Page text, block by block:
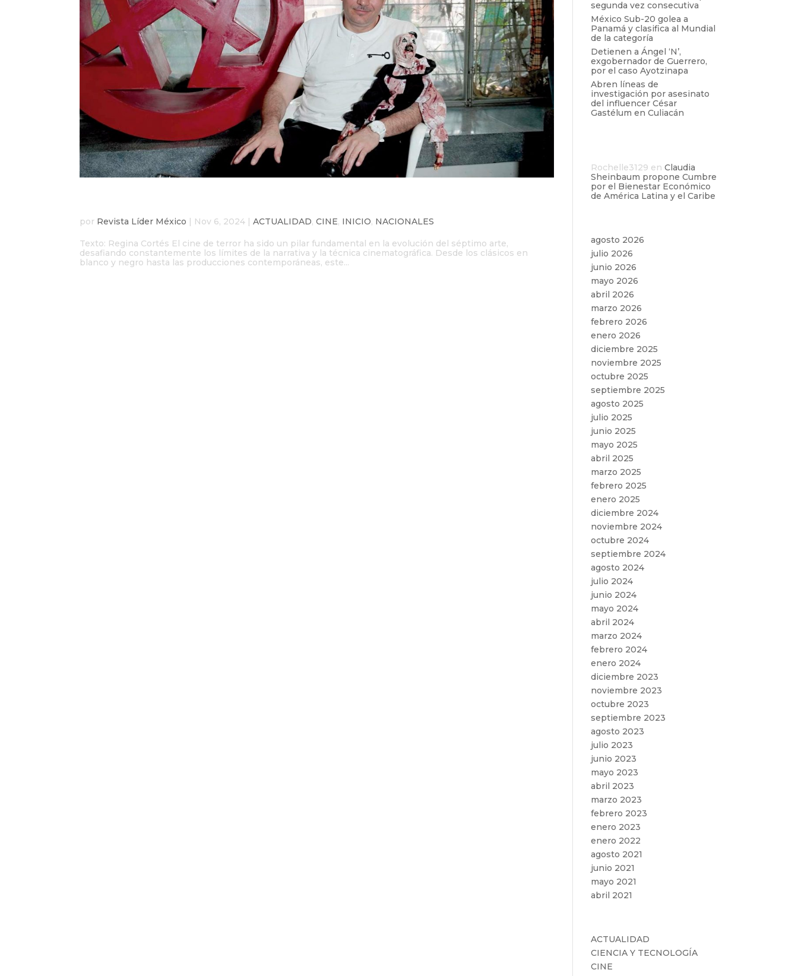
por Revista Líder México | Nov 6, 2024 |ACTUALIDAD,CINE, INICIO, NACIONALES
Texto: Regina Cortés El cine de terror ha sido un pilar fundamental en la evolución del séptimo arte,
desafiando constantemente los límites de la narrativa y la técnica cinematográfica. Desde los clásicos en
blanco y negro hasta las producciones contemporáneas, este...
segunda vez consecutiva
México Sub-20 golea a
Panamá y clasifica al Mundial
de la categoría
Detienen a Ángel ‘N’,
exgobernador de Guerrero,
por el caso Ayotzinapa
Abren líneas de
investigación por asesinato
del influencer César
Gastélum en Culiacán
Rochelle3129 en Claudia
Sheinbaum propone Cumbre
por el Bienestar Económico
de América Latina y el Caribe
agosto 2026
julio 2026
junio 2026
mayo 2026
abril 2026
marzo 2026
febrero 2026
enero 2026
diciembre 2025
noviembre 2025
octubre 2025
septiembre 2025
agosto 2025
julio 2025
junio 2025
mayo 2025
abril 2025
marzo 2025
febrero 2025
enero 2025
diciembre 2024
noviembre 2024
octubre 2024
septiembre 2024
agosto 2024
julio 2024
junio 2024
mayo 2024
abril 2024
marzo 2024
febrero 2024
enero 2024
diciembre 2023
noviembre 2023
octubre 2023
septiembre 2023
agosto 2023
julio 2023
junio 2023
mayo 2023
abril 2023
marzo 2023
febrero 2023
enero 2023
enero 2022
agosto 2021
junio 2021
mayo 2021
abril 2021
ACTUALIDAD
CIENCIA Y TECNOLOGÍA
CINE